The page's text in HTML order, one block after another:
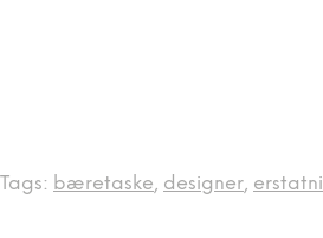
Tags: bæretaske, designer,